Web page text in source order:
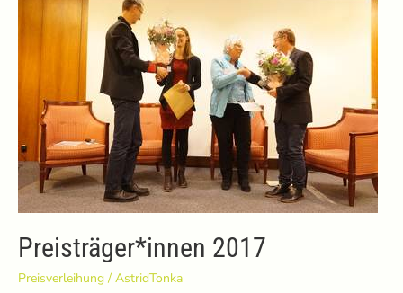
Preisträger*innen 2017
Preisverleihung / AstridTonka